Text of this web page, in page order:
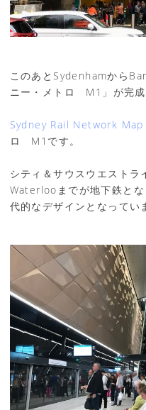
このあとSydenhamから
ニー・メトロ M1」が完成
Sydney Rail Network Map
ロ M1です。
シティ＆サウスウエスト
Waterlooまでが地下鉄と
代的なデザインとなってい